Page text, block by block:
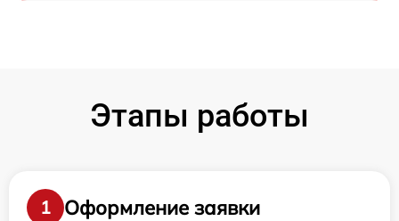
Этапы работы
1
Оформление заявки